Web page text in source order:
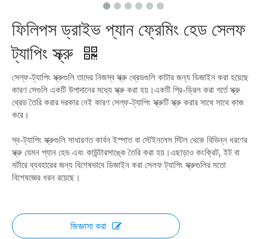
ফিলিপস ড্রাইভ প্যান ফ্রেমিং হেড সেলফ
ট্যাপিং স্ক্রু
সেল্ফ-ট্যাপিং স্ক্রুগুলি তাদের নিজস্ব স্ক্রু থ্রেডগুলি কাটার জন্য ডিজাইন করা হয়েছে
কারণ সেগুলি একটি উপাদানের মধ্যে স্ক্রু করা হয়।একটি প্রি-ড্রিল করা গর্তে স্ক্রু
থ্রেড তৈরি করার দরকার নেই কারণ সেল্ফ-ট্যাপিং স্ক্রুটি স্ক্রু করার সাথে সাথে কাজ
করে।
স্ব-ট্যাপিং স্ক্রুগুলি সাধারণত কার্বন ইস্পাত বা স্টেইনলেস স্টিল থেকে বিভিন্ন ধরণের
স্ক্রু যেমন প্যান হেড এবং কাউন্টারসাঙ্কে তৈরি করা হয়।এছাড়াও কংক্রিট, ইট বা
মর্টারে ব্যবহারের জন্য বিশেষভাবে ডিজাইন করা সেলফ ট্যাপিং স্ক্রুগুলির মতো
বিশেষজ্ঞের ধরন রয়েছে।
জিজ্ঞাসা করা